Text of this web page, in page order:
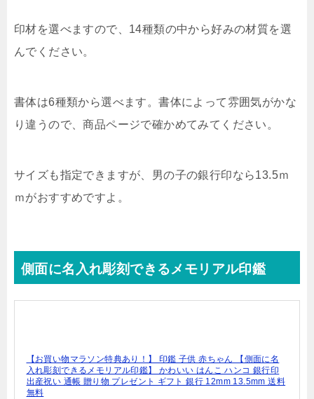
印材を選べますので、14種類の中から好みの材質を選
んでください。
書体は6種類から選べます。書体によって雰囲気がかな
り違うので、商品ページで確かめてみてください。
サイズも指定できますが、男の子の銀行印なら13.5ｍ
ｍがおすすめですよ。
側面に名入れ彫刻できるメモリアル印鑑
【お買い物マラソン特典あり！】 印鑑 子供 赤ちゃん 【側面に名
入れ彫刻できるメモリアル印鑑】 かわいい はんこ ハンコ 銀行印
出産祝い 通帳 贈り物 プレゼント ギフト 銀行 12mm 13.5mm 送料
無料